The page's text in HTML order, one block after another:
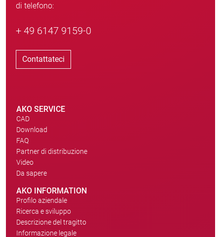
di telefono:
+ 49 6147 9159-0
Contattateci
AKO SERVICE
CAD
Download
FAQ
Partner di distribuzione
Video
Da sapere
AKO INFORMATION
Profilo aziendale
Ricerca e sviluppo
Descrizione del tragitto
Informazione legale